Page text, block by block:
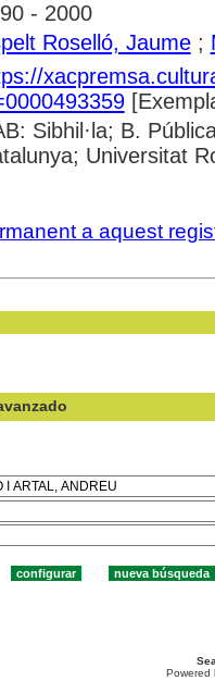
- 2000
Roselló, Jaume;
Sibhil·la; B.
Universitat
a aquest